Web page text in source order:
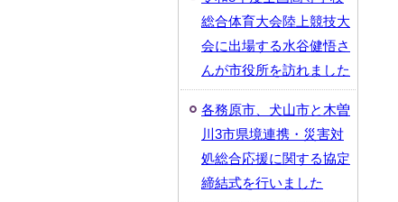
総合体育大会陸上競技大
会に出場する水谷健悟さ
んが市役所を訪れました
各務原市、犬山市と木曽
川3市県境連携・災害対
処総合応援に関する協定
締結式を行いました